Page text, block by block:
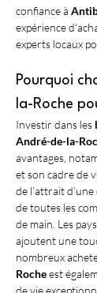
confiance à
expérience
experts locaux
Pourquoi
la-Roche
Investir dans les
André-de-la-
avantages,
et son cadre de
de l’attrait
de toutes les
de main. Les
ajoutent une
nombreux
Roche est
de vie